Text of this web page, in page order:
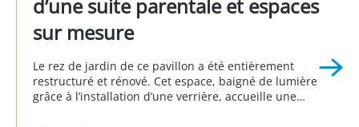
d’une suite parentale et espaces
sur mesure
Le rez de jardin de ce pavillon a été entièrement
restructuré et rénové. Cet espace, baigné de lumière
grâce à l’installation d’une verrière, accueille une